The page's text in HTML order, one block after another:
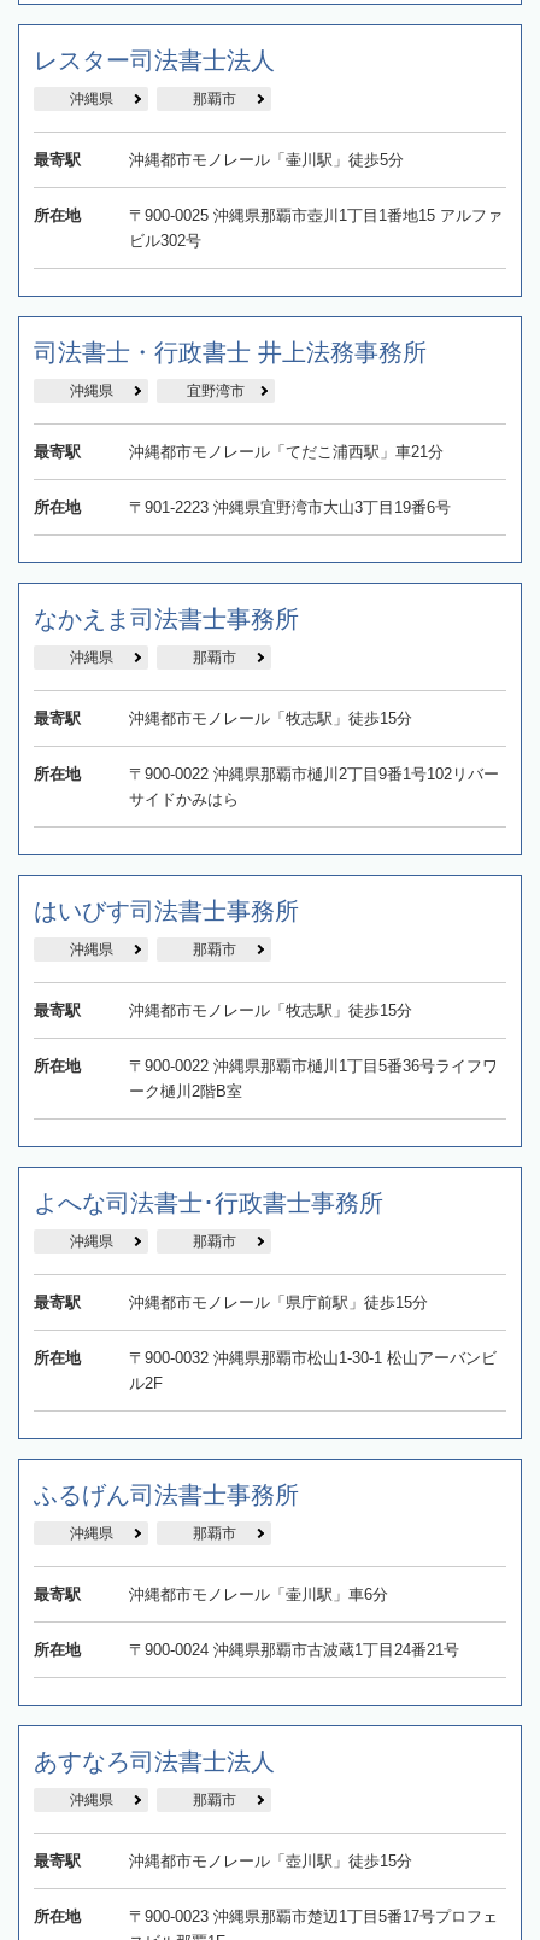
レスター司法書士法人
沖縄県 那覇市
最寄駅 沖縄都市モノレール「壷川駅」徒歩5分
所在地
〒900-0025 沖縄県那覇市壺川1丁目1番地15 アルファ
ビル302号
司法書士・行政書士 井上法務事務所
沖縄県 宜野湾市
最寄駅 沖縄都市モノレール「てだこ浦西駅」車21分
所在地 〒901-2223 沖縄県宜野湾市大山3丁目19番6号
なかえま司法書士事務所
沖縄県 那覇市
最寄駅 沖縄都市モノレール「牧志駅」徒歩15分
所在地
〒900-0022 沖縄県那覇市樋川2丁目9番1号102リバー
サイドかみはら
はいびす司法書士事務所
沖縄県 那覇市
最寄駅 沖縄都市モノレール「牧志駅」徒歩15分
所在地
〒900-0022 沖縄県那覇市樋川1丁目5番36号ライフワ
ーク樋川2階B室
よへな司法書士･行政書士事務所
沖縄県 那覇市
最寄駅 沖縄都市モノレール「県庁前駅」徒歩15分
所在地
〒900-0032 沖縄県那覇市松山1-30-1 松山アーバンビ
ル2F
ふるげん司法書士事務所
沖縄県 那覇市
最寄駅 沖縄都市モノレール「壷川駅」車6分
所在地 〒900-0024 沖縄県那覇市古波蔵1丁目24番21号
あすなろ司法書士法人
沖縄県 那覇市
最寄駅 沖縄都市モノレール「壺川駅」徒歩15分
所在地
〒900-0023 沖縄県那覇市楚辺1丁目5番17号プロフェ